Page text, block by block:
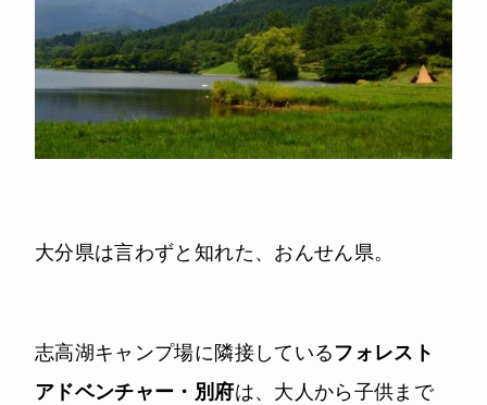
大分県は言わずと知れた、おんせん県。
志高湖キャンプ場に隣接している フォレスト
アドベンチャー・別府は、大人から子供まで